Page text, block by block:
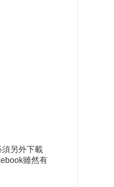
另外下載
雖然有